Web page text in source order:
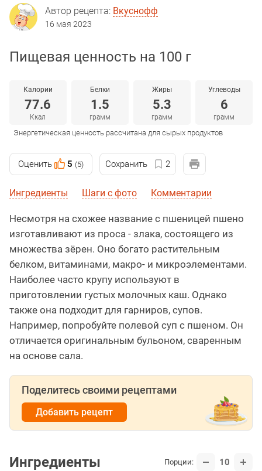
Автор рецепта: Вкуснофф
16 мая 2023
Пищевая ценность на 100 г
Калории
77.6
Ккал
Белки
1.5
грамм
Жиры
5.3
грамм
Углеводы
6
грамм
Энергетическая ценность рассчитана для сырых продуктов
Оценить 5 (5) Сохранить 2
Ингредиенты Шаги с фото Комментарии
Несмотря на схожее название с пшеницей пшено
изготавливают из проса - злака, состоящего из
множества зёрен. Оно богато растительным
белком, витаминами, макро- и микроэлементами.
Наиболее часто крупу используют в
приготовлении густых молочных каш. Однако
также она подходит для гарниров, супов.
Например, попробуйте полевой суп с пшеном. Он
отличается оригинальным бульоном, сваренным
на основе сала.
Поделитесь своими рецептами
Добавить рецепт
Ингредиенты Порции: 10